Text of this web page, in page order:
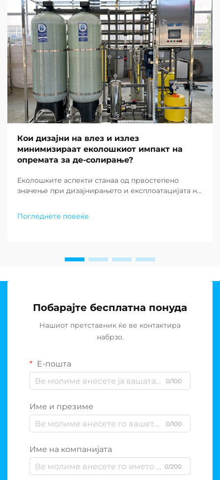
Кои дизајни на влез и излез
минимизираат еколошкиот импакт на
опремата за де-солирање?
Еколошките аспекти станаа од првостепено
значење при дизајнирањето и експлоатацијата на
светот. Како што недостатокот на вода
продолжува да предизвикува заедниците низ
Погледнете повеќе
Побарајте бесплатна понуда
Нашиот претставник ќе ве контактира
набрзо.
Е-пошта
0/100
Име и презиме
0/100
Име на компанијата
0/200